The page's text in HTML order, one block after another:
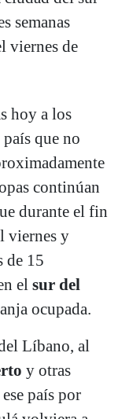
semanas
viernes de
hoy a los
que no
continúan
durante el fin
viernes y
de 15
el sur del
ocupada.
Líbano, al
y otras
país por